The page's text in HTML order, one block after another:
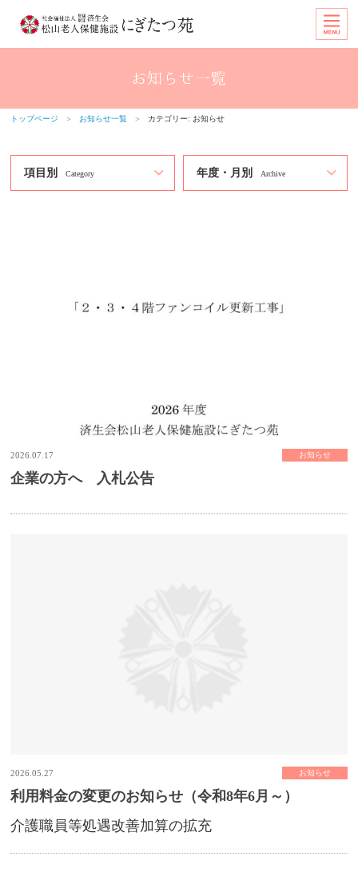
トップページ ＞ お知らせ一覧 ＞ カテゴリー: お知らせ
項目別 Category 年度・月別 Archive
2026.07.17 お知らせ
企業の方へ 入札公告
2026.05.27 お知らせ
利用料金の変更のお知らせ（令和8年6月～）
介護職員等処遇改善加算の拡充